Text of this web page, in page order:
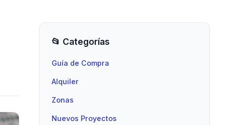
📂 Categorías
Guía de Compra
Alquiler
Zonas
Nuevos Proyectos